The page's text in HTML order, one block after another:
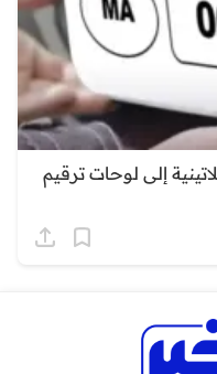
إلى لوحات ترقيم